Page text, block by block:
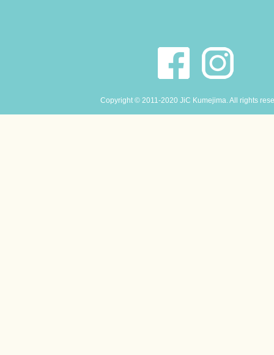
Copyright © 2011-2020 JiC Kumejima. All rights